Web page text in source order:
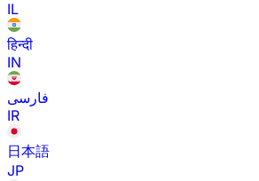
IL
हिन्दी
IN
فارسی
IR
日本語
JP